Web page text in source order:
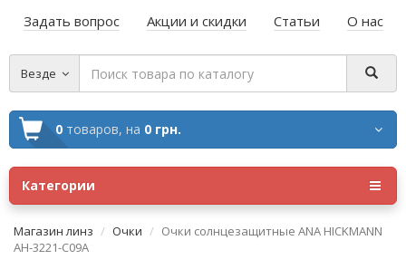
Задать вопрос Акции и скидки Статьи О нас
Везде
0 товаров, на 0 грн.
Категории
Магазин линз Очки
Очки солнцезащитные ANA HICKMANN
AH-3221-C09A